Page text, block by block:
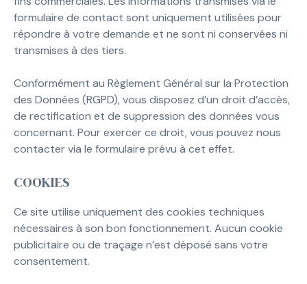
formulaire de contact sont uniquement utilisées pour
répondre à votre demande et ne sont ni conservées ni
transmises à des tiers.
Conformément au Règlement Général sur la Protection
des Données (RGPD), vous disposez d’un droit d’accès,
de rectification et de suppression des données vous
concernant. Pour exercer ce droit, vous pouvez nous
contacter via le formulaire prévu à cet effet.
COOKIES
Ce site utilise uniquement des cookies techniques
nécessaires à son bon fonctionnement. Aucun cookie
publicitaire ou de traçage n’est déposé sans votre
consentement.